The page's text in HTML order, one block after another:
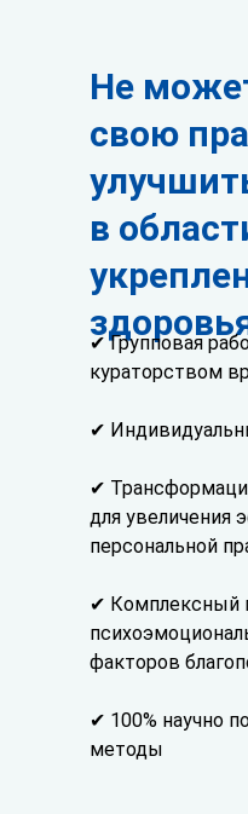
Не
свою
в
✔ Групповая
кураторством
✔
✔
для увеличения
персональной
✔ Комплексный
факторов
✔ 100% научно
методы